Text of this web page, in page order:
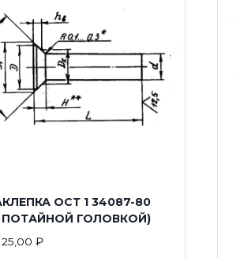
ОСТ 1 34087-80
ПОТАЙНОЙ ГОЛОВКОЙ)
25,00 ₽